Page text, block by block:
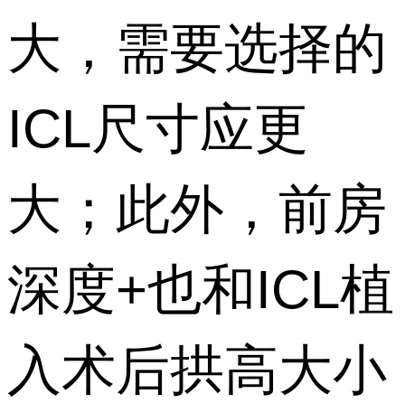
大，需要选择的
ICL尺寸应更
大；此外，前房
深度+也和ICL植
入术后拱高大小